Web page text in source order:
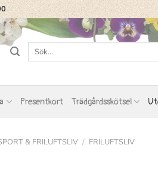
Sök
Presentkort Trädgårdsskötsel
& FRILUFTSLIV / FRILUFTSLIV